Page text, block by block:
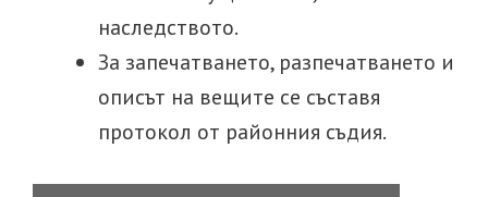
наследството.
За запечатването, разпечатването и
описът на вещите се съставя
протокол от районния съдия.